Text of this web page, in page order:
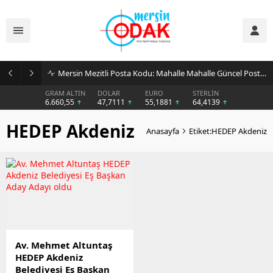
Mersin Mezitli Posta Kodu: Mahalle Mahalle Güncel Posta Kodu Rehberi
GRAM ALTIN
6.660,55
DOLAR
47,7111
EURO
55,1881
STERLİN
64,4139
HEDEP Akdeniz Anasayfa Etiket:HEDEP Akdeniz
Av. Mehmet Altuntaş
HEDEP Akdeniz
Belediyesi Eş Başkan